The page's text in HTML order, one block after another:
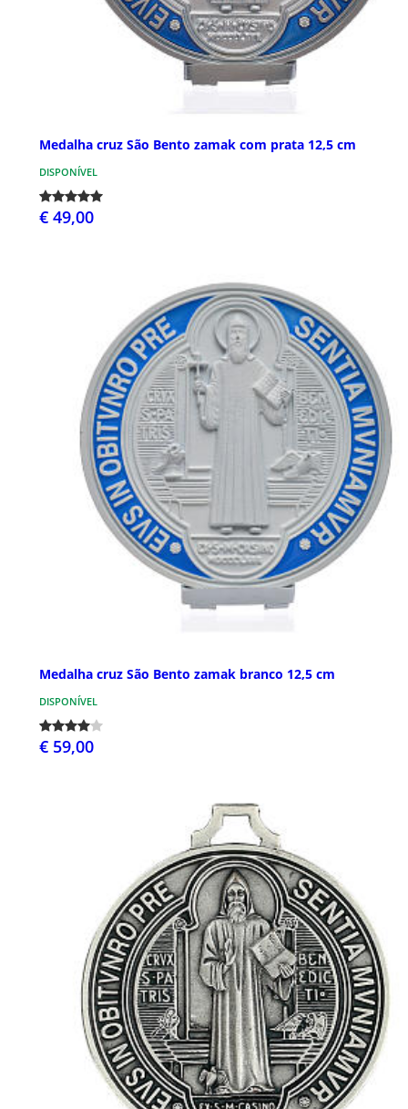
Medalha cruz São Bento zamak com prata 12,5 cm
DISPONÍVEL
€ 49,00
Medalha cruz São Bento zamak branco 12,5 cm
DISPONÍVEL
€ 59,00